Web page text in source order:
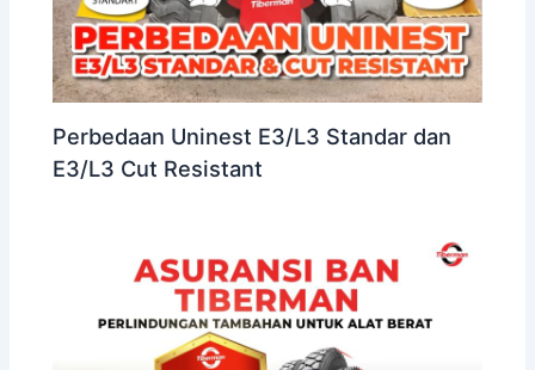
Perbedaan Uninest E3/L3 Standar dan
E3/L3 Cut Resistant